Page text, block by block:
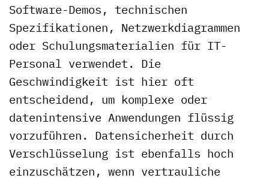
Software-Demos, technischen
Spezifikationen, Netzwerkdiagrammen
oder Schulungsmaterialien für IT-
Personal verwendet. Die
Geschwindigkeit ist hier oft
entscheidend, um komplexe oder
datenintensive Anwendungen flüssig
vorzuführen. Datensicherheit durch
Verschlüsselung ist ebenfalls hoch
einzuschätzen, wenn vertrauliche